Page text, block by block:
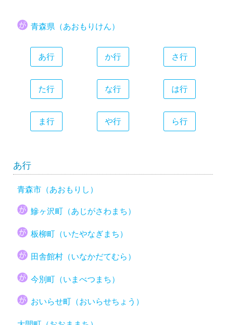
青森県（あおもりけん）
あ行 か行 さ行
た行 な行 は行
ま行 や行 ら行
あ行
青森市（あおもりし）
鰺ヶ沢町（あじがさわまち）
板柳町（いたやなぎまち）
田舎館村（いなかだてむら）
今別町（いまべつまち）
おいらせ町（おいらせちょう）